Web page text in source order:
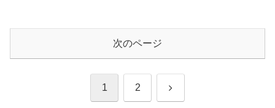
次のページ
1 2 次